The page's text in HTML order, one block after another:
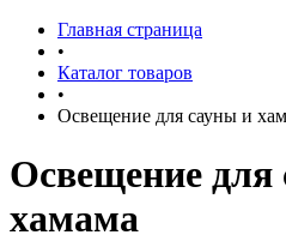
Главная страница
•
Каталог товаров
•
Освещение для сауны и
Освещение для
хамама